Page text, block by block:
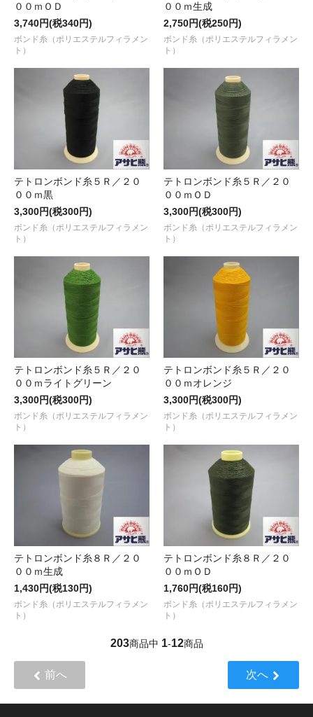
００ｍＯＤ
3,740円(税340円)
ボンド糸（ポリエステルフィラメン
ト）
００ｍ生成
2,750円(税250円)
ボンド糸（ポリエステルフィラメン
ト）
テトロンボンド糸５Ｒ／２０
００ｍ黒
3,300円(税300円)
ボンド糸（ポリエステルフィラメン
ト）
テトロンボンド糸５Ｒ／２０
００ｍＯＤ
3,300円(税300円)
ボンド糸（ポリエステルフィラメン
ト）
テトロンボンド糸５Ｒ／２０
００ｍライトグリーン
3,300円(税300円)
ボンド糸（ポリエステルフィラメン
ト）
テトロンボンド糸５Ｒ／２０
００ｍオレンジ
3,300円(税300円)
ボンド糸（ポリエステルフィラメン
ト）
テトロンボンド糸８Ｒ／２０
００ｍ生成
1,430円(税130円)
ボンド糸（ポリエステルフィラメン
ト）
テトロンボンド糸８Ｒ／２０
００ｍＯＤ
1,760円(税160円)
ボンド糸（ポリエステルフィラメン
ト）
203商品中 1-12商品
前へ 次へ